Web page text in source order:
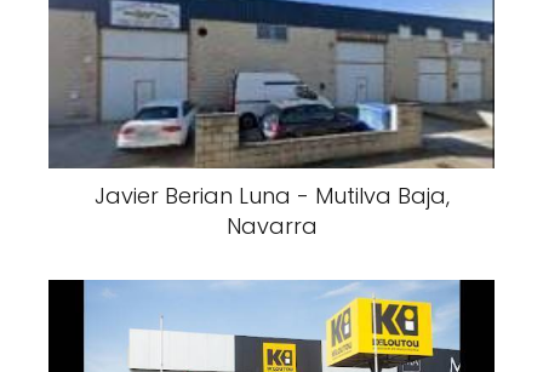
Javier Berian Luna - Mutilva Baja,
Navarra